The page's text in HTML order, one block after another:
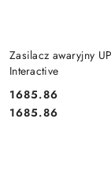
Zasilacz awaryjny
Interactive
Cena:
1685.86
Cena:
1685.86